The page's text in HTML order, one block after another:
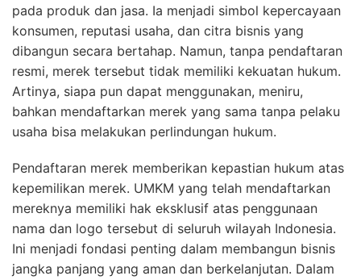
pada produk dan jasa. Ia menjadi simbol kepercayaan
konsumen, reputasi usaha, dan citra bisnis yang
dibangun secara bertahap. Namun, tanpa pendaftaran
resmi, merek tersebut tidak memiliki kekuatan hukum.
Artinya, siapa pun dapat menggunakan, meniru,
bahkan mendaftarkan merek yang sama tanpa pelaku
usaha bisa melakukan perlindungan hukum.
Pendaftaran merek memberikan kepastian hukum atas
kepemilikan merek. UMKM yang telah mendaftarkan
mereknya memiliki hak eksklusif atas penggunaan
nama dan logo tersebut di seluruh wilayah Indonesia.
Ini menjadi fondasi penting dalam membangun bisnis
jangka panjang yang aman dan berkelanjutan. Dalam